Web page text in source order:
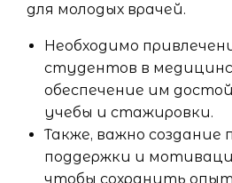
для молодых врачей.
Необходимо
студентов в
обеспечение им
учебы и стажировки.
Также, важно создание
поддержки и
чтобы сохранить